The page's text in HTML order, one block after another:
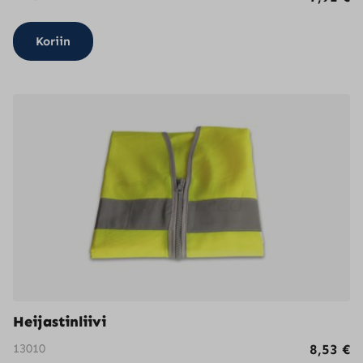
Koriin
Heijastinliivi
13010 8,53 €